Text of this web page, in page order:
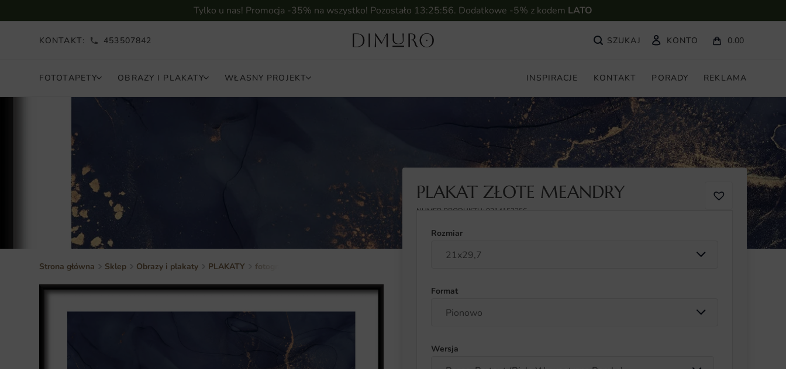
Tylko u nas! Promocja -35% na wszystko! Pozostało 13:25:55. Dodatkowe -5% z kodem LATO
KONTAKT: 453507842 KONTO 0.00
FOTOTAPETY OBRAZY I PLAKATY WŁASNY PROJEKT INSPIRACJE KONTAKT PORADY REKLAMA
Strona główna Sklep Obrazy i plakaty PLAKATY fotografia
PLAKAT ZŁOTE MEANDRY
NUMER PRODUKTU: 9314153256
Rozmiar
Format
Wersja